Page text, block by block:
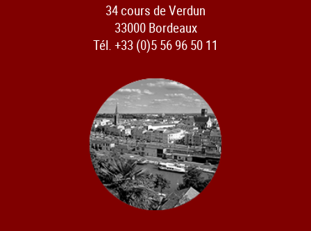
34 cours de Verdun
33000 Bordeaux
Tél. +33 (0)5 56 96 50 11